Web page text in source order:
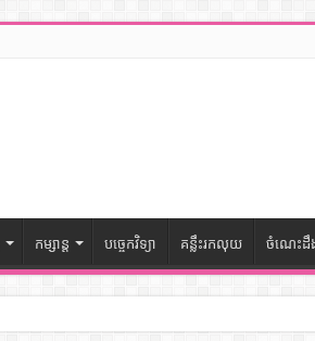
កម្សាន្ត បច្ចេកវិទ្យា គន្លឹះរកលុយ ចំណេះដឹ